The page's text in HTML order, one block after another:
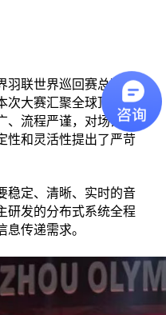
羽联世界巡回赛总决赛
次大赛汇聚全球顶尖羽
、流程严谨，对场馆内
性和灵活性提出了严苛
稳定、清晰、实时的音
研发的分布式系统全程
传递需求。